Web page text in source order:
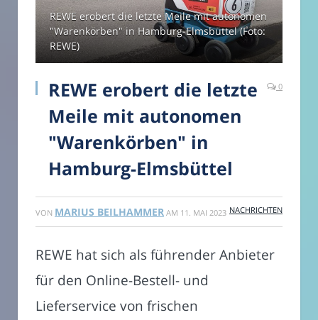
REWE erobert die letzte Meile mit autonomen
"Warenkörben" in Hamburg-Elmsbüttel (Foto:
REWE)
REWE erobert die letzte
Meile mit autonomen
"Warenkörben" in
Hamburg-Elmsbüttel
0
VON MARIUS BEILHAMMER AM 11. MAI 2023 NACHRICHTEN
REWE hat sich als führender Anbieter
für den Online-Bestell- und
Lieferservice von frischen